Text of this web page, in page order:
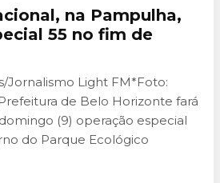
na Pampulha,
55 no fim de
Jornalismo Light FM*Foto:
de Belo Horizonte fará
(9) operação especial
do Parque Ecológico